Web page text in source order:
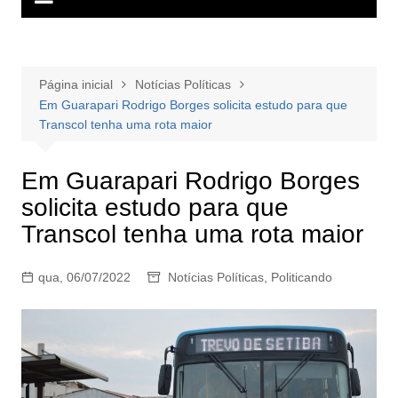
Página inicial
Notícias Políticas
Em Guarapari Rodrigo Borges solicita estudo para que
Transcol tenha uma rota maior
Em Guarapari Rodrigo Borges
solicita estudo para que
Transcol tenha uma rota maior
qua, 06/07/2022 Notícias Políticas, Politicando